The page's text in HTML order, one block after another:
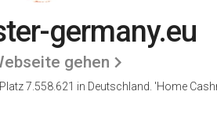
germany.eu
gehen
7.558.621 in Deutschland. 'Home